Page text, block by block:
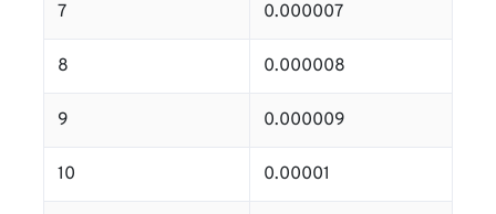
7 0.000007
8 0.000008
9 0.000009
10 0.00001